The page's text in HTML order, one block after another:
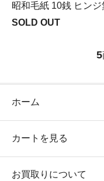
昭和毛紙 10銭 ヒンジ
SOLD OUT
5
ホーム
カートを見る
お買取りについて